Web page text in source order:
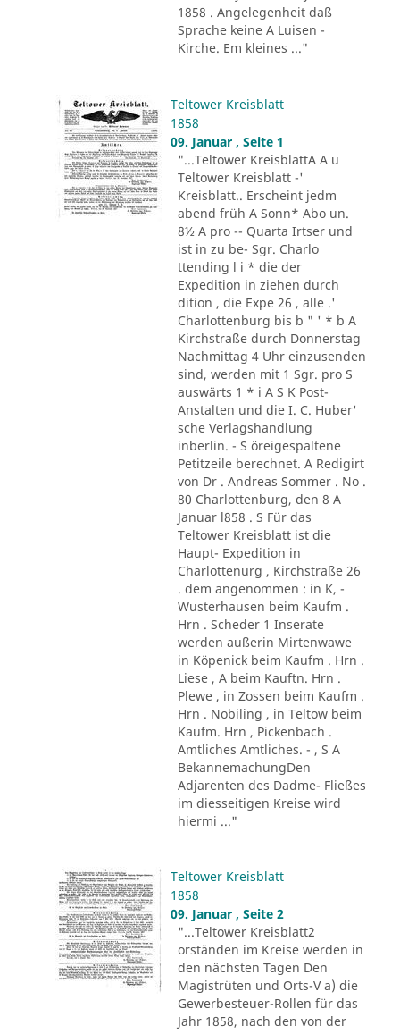
1858 . Angelegenheit daß
Sprache keine A Luisen -
Kirche. Em kleines ..."
Teltower Kreisblatt
1858
09. Januar , Seite 1
"...Teltower KreisblattA A u
Teltower Kreisblatt -'
Kreisblatt.. Erscheint jedm
abend früh A Sonn* Abo un.
8½ A pro -- Quarta Irtser und
ist in zu be- Sgr. Charlo
ttending l i * die der
Expedition in ziehen durch
dition , die Expe 26 , alle .'
Charlottenburg bis b " ' * b A
Kirchstraße durch Donnerstag
Nachmittag 4 Uhr einzusenden
sind, werden mit 1 Sgr. pro S
auswärts 1 * i A S K Post-
Anstalten und die I. C. Huber'
sche Verlagshandlung
inberlin. - S öreigespaltene
Petitzeile berechnet. A Redigirt
von Dr . Andreas Sommer . No .
80 Charlottenburg, den 8 A
Januar l858 . S Für das
Teltower Kreisblatt ist die
Haupt- Expedition in
Charlottenurg , Kirchstraße 26
. dem angenommen : in K, -
Wusterhausen beim Kaufm .
Hrn . Scheder 1 Inserate
werden außerin Mirtenwawe
in Köpenick beim Kaufm . Hrn .
Liese , A beim Kauftn. Hrn .
Plewe , in Zossen beim Kaufm .
Hrn . Nobiling , in Teltow beim
Kaufm. Hrn , Pickenbach .
Amtliches Amtliches. - , S A
BekannemachungDen
Adjarenten des Dadme- Fließes
im diesseitigen Kreise wird
hiermi ..."
Teltower Kreisblatt
1858
09. Januar , Seite 2
"...Teltower Kreisblatt2
orständen im Kreise werden in
den nächsten Tagen Den
Magistrüten und Orts-V a) die
Gewerbesteuer-Rollen für das
Jahr 1858, nach den von der